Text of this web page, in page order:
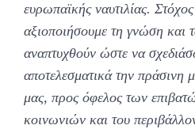
ευρωπαϊκής ναυτιλίας.
αξιοποιήσουμε τη γνώση και
αναπτυχθούν ώστε να
αποτελεσματικά την πράσινη
μας, προς όφελος των
κοινωνιών και του